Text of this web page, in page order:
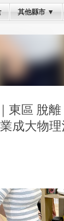
其他縣市 ▼
東區 脫
成大物